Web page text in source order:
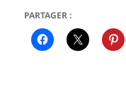
PARTAGER :